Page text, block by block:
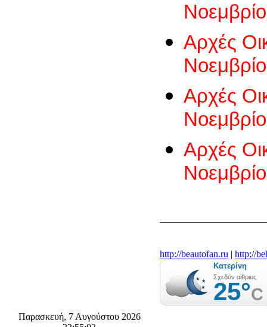
Αρχές
Αρχές
Αρχές
http://beautofan.ru | http://
Παρασκευή, 7 Αυγούστου 2026